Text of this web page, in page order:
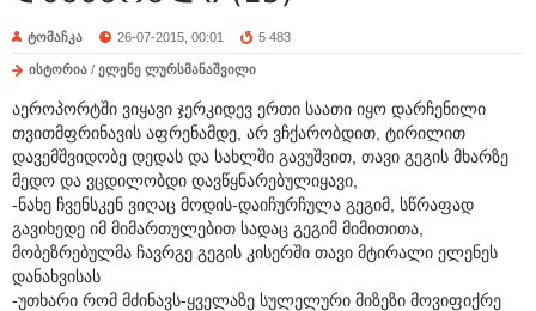
ტომაჩკა 26-07-2015, 00:01 5 483
ისტორია / ელენე ლურსმანაშვილი
აეროპორტში ვიყავი ჯერკიდევ ერთი საათი იყო დარჩენილი
თვითმფრინავის აფრენამდე, არ ვჩქარობდით, ტირილით
დავემშვიდობე დედას და სახლში გავუშვით, თავი გეგის მხარზე
მედო და ვცდილობდი დავწყნარებულიყავი,
-ნახე ჩვენსკენ ვიღაც მოდის-დაიჩურჩულა გეგიმ, სწრაფად
გავიხედე იმ მიმართულებით სადაც გეგიმ მიმითითა,
მობეზრებულმა ჩავრგე გეგის კისერში თავი მტირალი ელენეს
დანახვისას
-უთხარი რომ მძინავს-ყველაზე სულელური მიზეზი მოვიფიქრე